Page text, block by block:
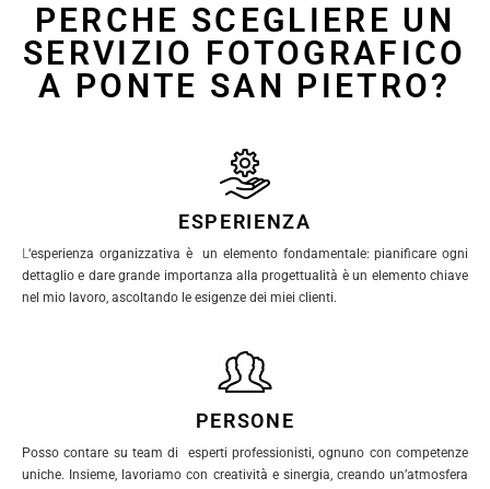
PERCHE SCEGLIERE UN
SERVIZIO FOTOGRAFICO
A PONTE SAN PIETRO?
ESPERIENZA
L‘esperienza organizzativa è un elemento fondamentale: pianificare ogni
dettaglio e dare grande importanza alla progettualità è un elemento chiave
nel mio lavoro, ascoltando le esigenze dei miei clienti.
PERSONE
Posso contare su team di esperti professionisti, ognuno con competenze
uniche. Insieme, lavoriamo con creatività e sinergia, creando un’atmosfera